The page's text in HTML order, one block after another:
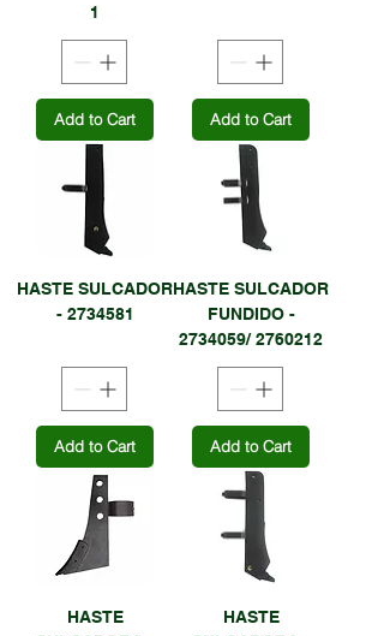
1
Add to Cart Add to Cart
HASTE SULCADOR
- 2734581
Add to Cart
HASTE SULCADOR
FUNDIDO -
2734059/ 2760212
Add to Cart
HASTE
HASTE